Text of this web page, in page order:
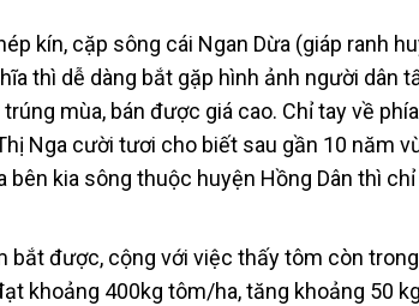
kín, cặp sông cái Ngan Dừa (giáp ranh
thì dễ dàng bắt gặp hình ảnh người dân
mùa, bán được giá cao. Chỉ tay về
Nga cười tươi cho biết sau gần 10 năm
kia sông thuộc huyện Hồng Dân thì
bắt được, cộng với việc thấy tôm còn
khoảng 400kg tôm/ha, tăng khoảng 50